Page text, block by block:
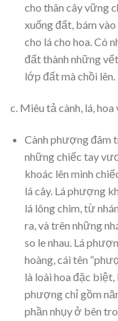
cho thân cây vững
xuống đất, bám
cho lá cho hoa. Có
đất thành những
lớp đất mà chồi lên.
c. Miêu tả cành, lá,
Cành phượng đâm
những chiếc tay
khoác lên mình
lá cây. Lá phượng
lá lông chim, từ
ra, và trên những
so le nhau. Lá
hoàng, cái tên
là loài hoa đặc
phượng chỉ gồm
phần nhụy ở bên